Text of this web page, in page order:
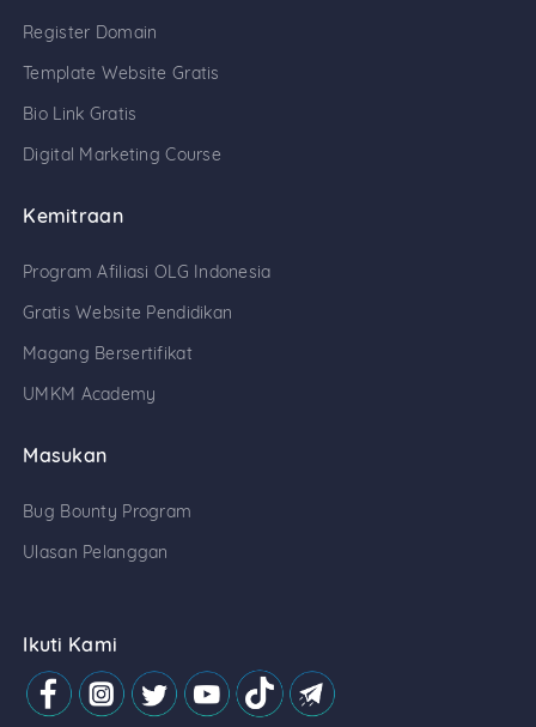
Register Domain
Template Website Gratis
Bio Link Gratis
Digital Marketing Course
Kemitraan
Program Afiliasi OLG Indonesia
Gratis Website Pendidikan
Magang Bersertifikat
UMKM Academy
Masukan
Bug Bounty Program
Ulasan Pelanggan
Ikuti Kami